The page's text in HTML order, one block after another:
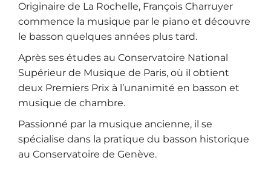
Originaire de La Rochelle, François Charruyer
commence la musique par le piano et découvre
le basson quelques années plus tard.
Après ses études au Conservatoire National
Supérieur de Musique de Paris, où il obtient
deux Premiers Prix à l’unanimité en basson et
musique de chambre.
Passionné par la musique ancienne, il se
spécialise dans la pratique du basson historique
au Conservatoire de Genève.